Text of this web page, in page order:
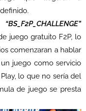
“BS_F2P_CHALLENGE”
juego gratuito F2P, lo
comenzaran a hablar
juego como servicio
lo que no sería del
de juego se presta